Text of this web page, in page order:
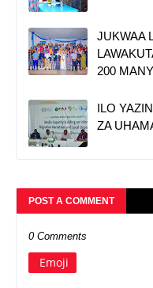
JUKWAA
200
ILO
ZA
POST A COMMENT
0 Comments
Emoji